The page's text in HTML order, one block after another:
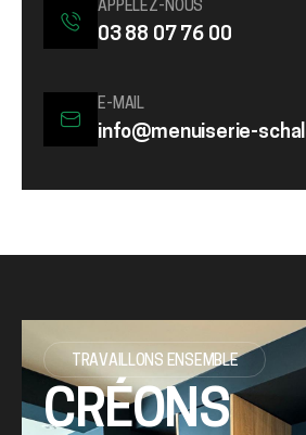
APPELEZ-NOUS
03 88 07 76 00
E-MAIL
info@menuiserie-
TRAVAILLONS ENSEMBLE
CRÉONS